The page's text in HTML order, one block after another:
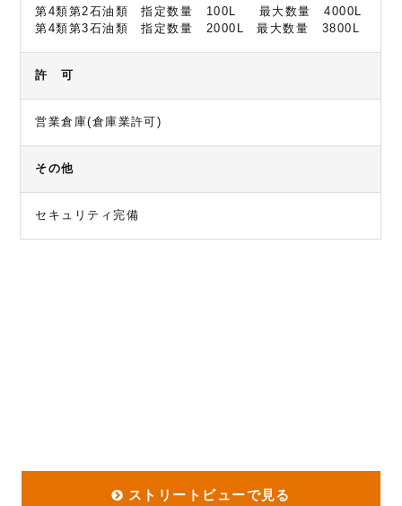
第4類第2石油類 指定数量 100L 最大数量 4000L
第4類第3石油類 指定数量 2000L 最大数量 3800L
許 可
営業倉庫(倉庫業許可)
その他
セキュリティ完備
ストリートビューで見る